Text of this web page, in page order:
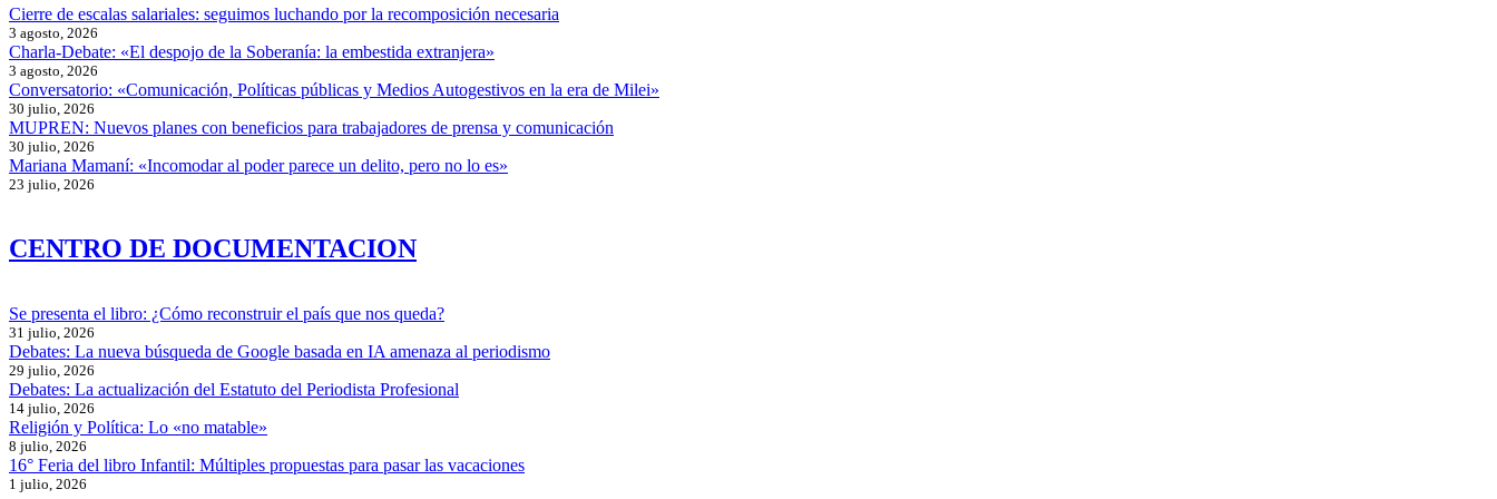
Cierre de escalas salariales: seguimos luchando por la recomposición necesaria
3 agosto, 2026
Charla-Debate: «El despojo de la Soberanía: la embestida extranjera»
3 agosto, 2026
Conversatorio: «Comunicación, Políticas públicas y Medios Autogestivos en la era de Milei»
30 julio, 2026
MUPREN: Nuevos planes con beneficios para trabajadores de prensa y comunicación
30 julio, 2026
Mariana Mamaní: «Incomodar al poder parece un delito, pero no lo es»
23 julio, 2026
CENTRO DE DOCUMENTACION
Se presenta el libro: ¿Cómo reconstruir el país que nos queda?
31 julio, 2026
Debates: La nueva búsqueda de Google basada en IA amenaza al periodismo
29 julio, 2026
Debates: La actualización del Estatuto del Periodista Profesional
14 julio, 2026
Religión y Política: Lo «no matable»
8 julio, 2026
16° Feria del libro Infantil: Múltiples propuestas para pasar las vacaciones
1 julio, 2026